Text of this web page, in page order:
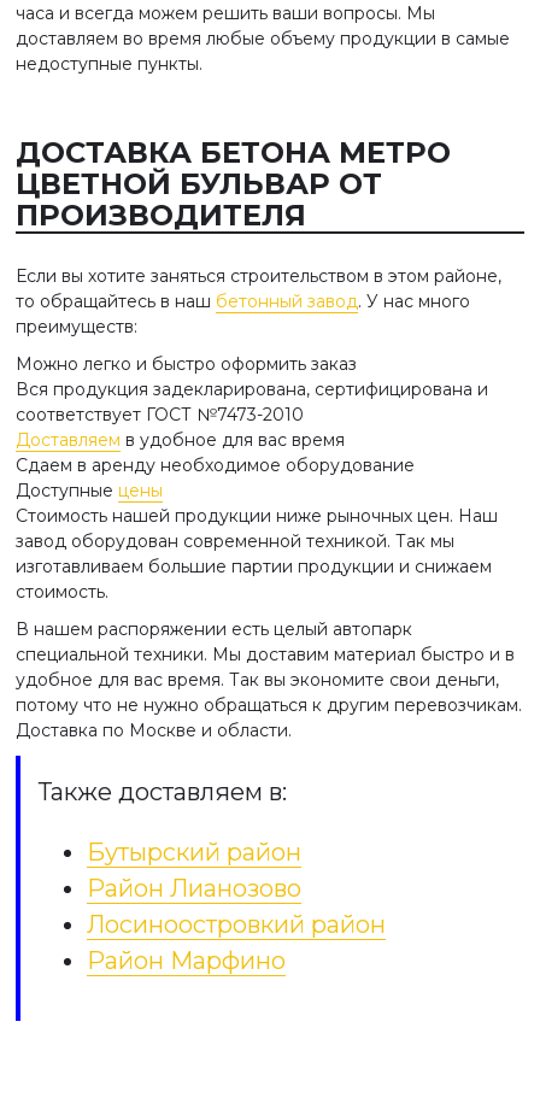
часа и всегда можем решить ваши вопросы. Мы
доставляем во время любые объему продукции в самые
недоступные пункты.
ДОСТАВКА БЕТОНА МЕТРО
ЦВЕТНОЙ БУЛЬВАР ОТ
ПРОИЗВОДИТЕЛЯ
Если вы хотите заняться строительством в этом районе,
то обращайтесь в наш бетонный завод. У нас много
преимуществ:
Можно легко и быстро оформить заказ
Вся продукция задекларирована, сертифицирована и
соответствует ГОСТ №7473-2010
Доставляем в удобное для вас время
Сдаем в аренду необходимое оборудование
Доступные цены
Стоимость нашей продукции ниже рыночных цен. Наш
завод оборудован современной техникой. Так мы
изготавливаем большие партии продукции и снижаем
стоимость.
В нашем распоряжении есть целый автопарк
специальной техники. Мы доставим материал быстро и в
удобное для вас время. Так вы экономите свои деньги,
потому что не нужно обращаться к другим перевозчикам.
Доставка по Москве и области.
Также доставляем в:
Бутырский район
Район Лианозово
Лосиноостровкий район
Район Марфино